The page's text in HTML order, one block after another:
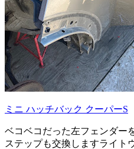
ミニ ハッチバック クーパーS
ベコベコだった左フェンダー
ステップも交換しますライト